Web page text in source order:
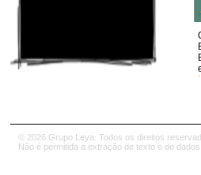
© 2026 Grupo Leya. Todos os direitos
Não é permitida a extração de texto e de dados.